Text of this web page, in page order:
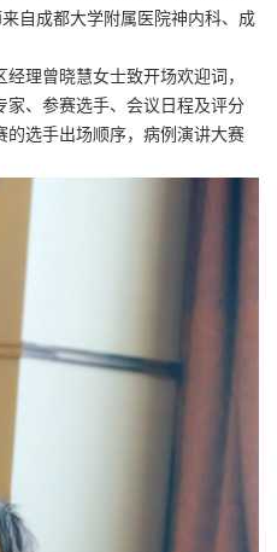
自成都大学附属医院神内科、成
理曾晓慧女士致开场欢迎词，
、参赛选手、会议日程及评分
选手出场顺序，病例演讲大赛